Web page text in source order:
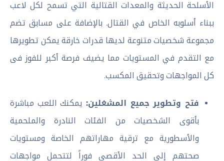
الأسلحة الحديثة والمعدات القتالية التي تسمح لكل لاعب
ببناء أسلوبه الخاص في القتال. بالإضافة على مسابق تضم
مجموعة شخصيات متنوعة لديها قدرات خارقة يمكن تطويرها
مع التقدم في المستويات مما يضيف فرصة أكبر للفوز فى
كل المواجهات وتحقيق المكسب.
فتح وتطوير جميع المشغلين: يمكنك اللعب مباشرة
بأقوى الشخصيات من الفئات النادرة والملحمية
والأسطورية مع ترقية مهاراتهم الخاصة ومستويات
صحتهم إلى الحد الأقصى فوراً لتتحمل مواجهات